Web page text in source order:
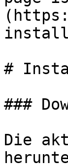
#
###
Die